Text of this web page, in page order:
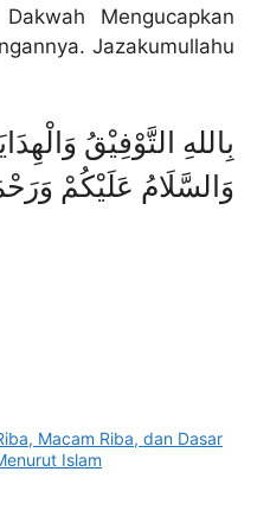
Mengucapkan
Jazakumullahu
بِاللهِ التَّوْفِيْقُ
وَالسَّلَامُ عَلَيْكُمْ
Macam Riba, dan Dasar
Islam